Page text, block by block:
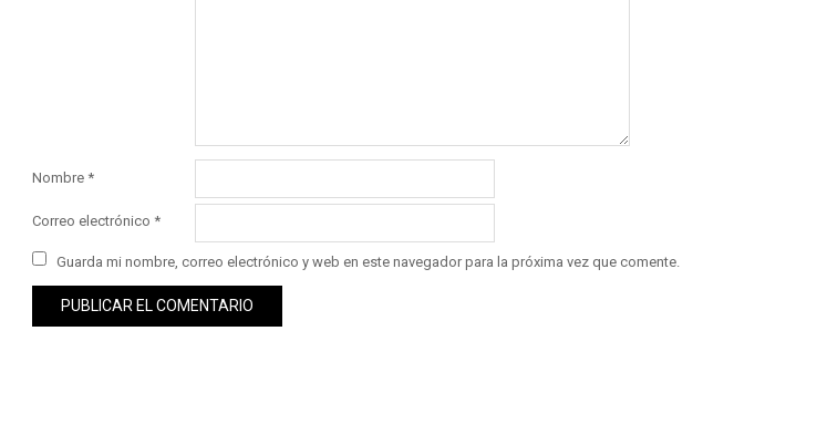
Nombre *
Correo electrónico *
Guarda mi nombre, correo electrónico y web en este navegador para la próxima vez que comente.